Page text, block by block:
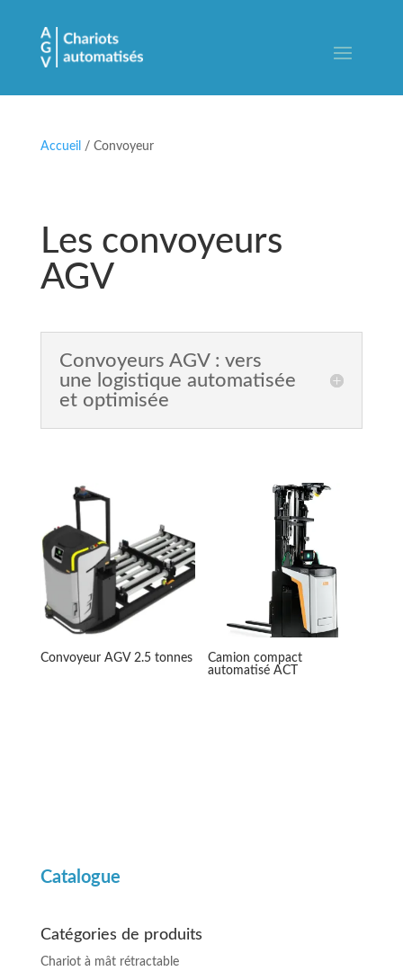
Accueil / Convoyeur
Les convoyeurs
AGV
Convoyeurs AGV : vers
une logistique automatisée
et optimisée
Convoyeur AGV 2.5 tonnes
Camion compact
automatisé ACT
Catalogue
Catégories de produits
Chariot à mât rétractable